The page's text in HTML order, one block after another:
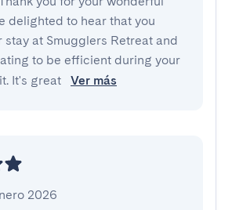
delighted to hear that you
stay at Smugglers Retreat and
to be efficient during your
It's great
Ver más
2026